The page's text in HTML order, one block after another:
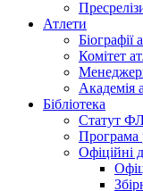
Атлети
Біографії
Комітет
Академія
Бібліотека
Статут
Програма
Офіційні